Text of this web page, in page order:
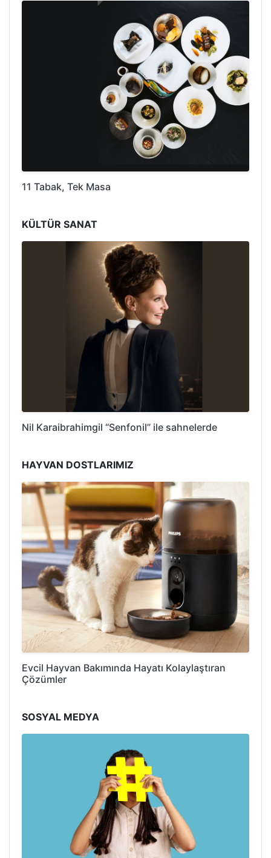
11 Tabak, Tek Masa
KÜLTÜR SANAT
Nil Karaibrahimgil “Senfonil” ile sahnelerde
HAYVAN DOSTLARIMIZ
Evcil Hayvan Bakımında Hayatı Kolaylaştıran
Çözümler
SOSYAL MEDYA